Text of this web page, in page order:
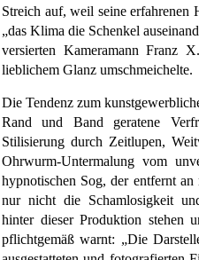
Streich auf, weil seine
„das Klima die Schenkel
versierten Kameramann Franz
lieblichem Glanz umschmeichelte.
Die Tendenz zum
Rand und Band geratene
Stilisierung durch Zeitlupen,
Ohrwurm-Untermalung vom
hypnotischen Sog, der entfernt
nur nicht die Schamlosigkeit
hinter dieser Produktion stehen
pflichtgemäß warnt: „Die